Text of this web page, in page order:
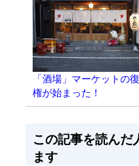
「酒場」マーケットの復
権が始まった！
この記事を読んだ
ます